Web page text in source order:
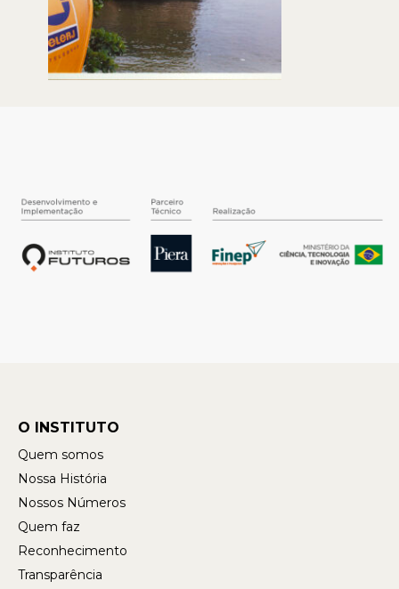
O INSTITUTO
Quem somos
Nossa História
Nossos Números
Quem faz
Reconhecimento
Transparência